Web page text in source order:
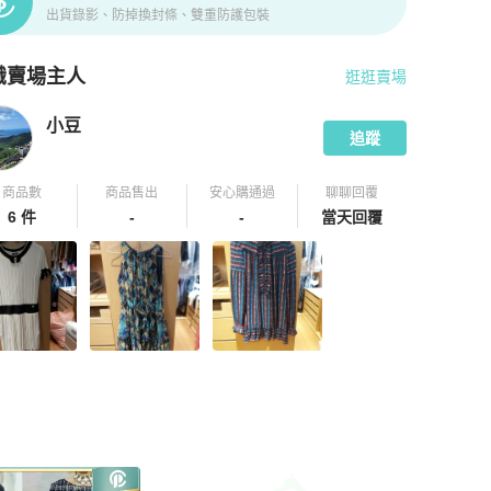
出貨錄影、防掉換封條、雙重防護包裝
賣場主人
拍拍圈嚴選賣家
逛逛賣場
小豆
追蹤
商品數
6 件
商品售出
-
安心購通過
-
聊聊回覆
當天回覆